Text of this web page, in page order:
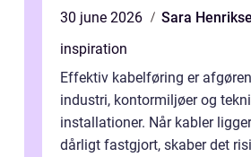
30 june 2026
Sara
inspiration
Effektiv kabelføring er
industri, kontormiljøer og
installationer. Når kabler
dårligt fastgjort, skaber det